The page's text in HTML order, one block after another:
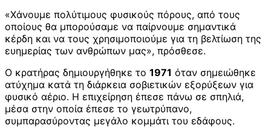
«Χάνουμε πολύτιμους φυσικούς πόρους, από τους
οποίους θα μπορούσαμε να παίρνουμε σημαντικά
κέρδη και να τους χρησιμοποιούμε για τη βελτίωση της
ευημερίας των ανθρώπων μας», πρόσθεσε.
Ο κρατήρας δημιουργήθηκε το 1971 όταν σημειώθηκε
ατύχημα κατά τη διάρκεια σοβιετικών εξορύξεων για
φυσικό αέριο. Η επιχείρηση έπεσε πάνω σε σπηλιά,
μέσα στην οποία έπεσε το γεωτρύπανο,
συμπαρασύροντας μεγάλο κομμάτι του εδάφους.